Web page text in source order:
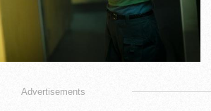
Advertisements